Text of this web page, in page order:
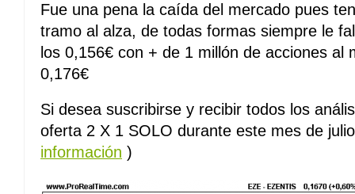
Fue una pena la caída del mercado pues
tramo al alza, de todas formas siempre le
los 0,156€ con + de 1 millón de acciones al
0,176€
Si desea suscribirse y recibir todos los
oferta 2 X 1 SOLO durante este mes de
información )